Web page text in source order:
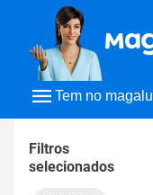
Tem no magalu
Filtros
selecionados